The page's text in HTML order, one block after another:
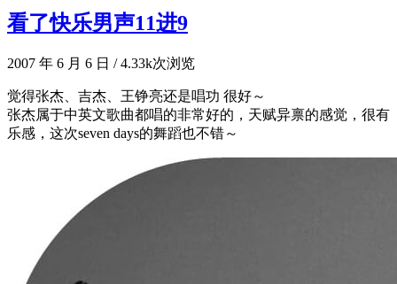
看了快乐男声11进9
2007 年 6 月 6 日 /4.33k次浏览
觉得张杰、吉杰、王铮亮还是唱功 很好～
张杰属于中英文歌曲都唱的非常好的，天赋异禀的感觉，很有
乐感，这次seven days的舞蹈也不错～